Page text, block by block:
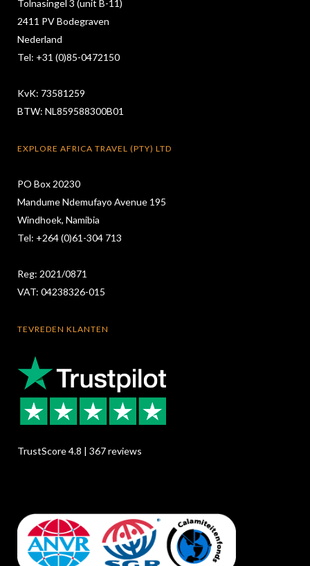
Tolnasingel 3 (unit B-11)
2411 PV Bodegraven
Nederland
Tel: +31 (0)85-0472150
KvK: 73581259
BTW: NL859588300B01
EXPLORE AFRICA TRAVEL (PTY) LTD
PO Box 20230
Mandume Ndemufayo Avenue 195
Windhoek, Namibia
Tel: +264 (0)61-304 713
Reg: 2021/0871
VAT: 04238326-015
TEVREDEN KLANTEN
TrustScore 4.8 | 367 reviews